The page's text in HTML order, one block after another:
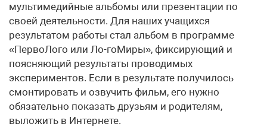
мультимедийные альбомы или презентации по
своей деятельности. Для наших учащихся
результатом работы стал альбом в программе
«ПервоЛого или Ло-гоМиры», фиксирующий и
поясняющий результаты проводимых
экспериментов. Если в результате получилось
смонтировать и озвучить фильм, его нужно
обязательно показать друзьям и родителям,
выложить в Интернете.